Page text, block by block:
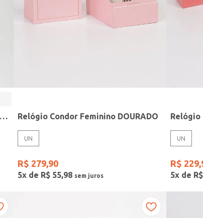
Relógio Casio analógico MW-240-4BVDF-SC Relógio Condor Feminino DOURADO
UN
R$ 279,90
5x de R$ 55,98
UN
R$ 229,
5x de R$